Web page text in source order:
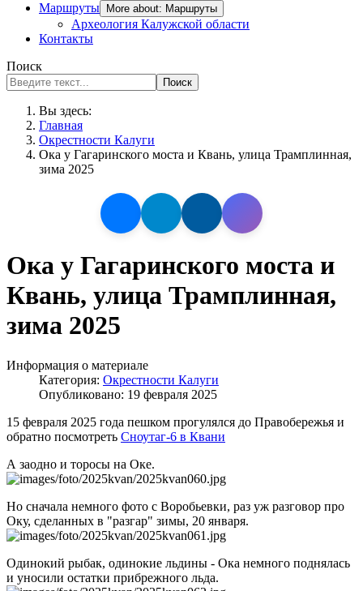
Маршруты
More about: Маршруты
Археология Калужской области
Контакты
Поиск
Поиск
Вы здесь:
Главная
Окрестности Калуги
Ока у Гагаринского моста и Квань, улица Трамплинная,
зима 2025
Ока у Гагаринского моста и
Квань, улица Трамплинная,
зима 2025
Информация о материале
Категория: Окрестности Калуги
Опубликовано: 19 февраля 2025
15 февраля 2025 года пешком прогулялся до Правобережья и
обратно посмотреть Сноутаг-6 в Квани
А заодно и торосы на Оке.
Но сначала немного фото с Воробьевки, раз уж разговор про
Оку, сделанных в "разгар" зимы, 20 января.
Одинокий рыбак, одинокие льдины - Ока немного поднялась
и уносили остатки прибрежного льда.